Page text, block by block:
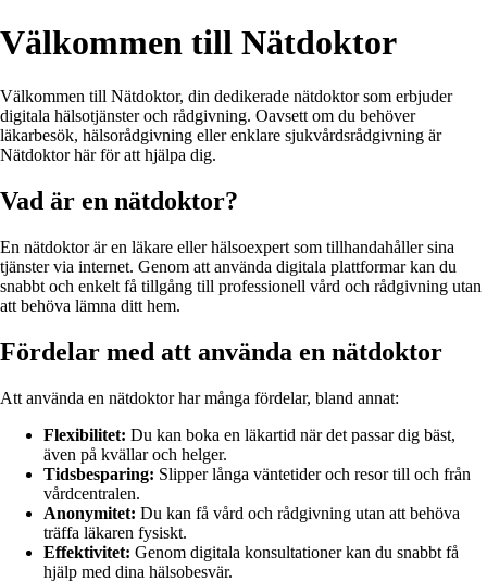
Välkommen till Nätdoktor
Välkommen till Nätdoktor, din dedikerade nätdoktor som erbjuder
digitala hälsotjänster och rådgivning. Oavsett om du behöver
läkarbesök, hälsorådgivning eller enklare sjukvårdsrådgivning är
Nätdoktor här för att hjälpa dig.
Vad är en nätdoktor?
En nätdoktor är en läkare eller hälsoexpert som tillhandahåller sina
tjänster via internet. Genom att använda digitala plattformar kan du
snabbt och enkelt få tillgång till professionell vård och rådgivning utan
att behöva lämna ditt hem.
Fördelar med att använda en nätdoktor
Att använda en nätdoktor har många fördelar, bland annat:
Flexibilitet: Du kan boka en läkartid när det passar dig bäst,
även på kvällar och helger.
Tidsbesparing: Slipper långa väntetider och resor till och från
vårdcentralen.
Anonymitet: Du kan få vård och rådgivning utan att behöva
träffa läkaren fysiskt.
Effektivitet: Genom digitala konsultationer kan du snabbt få
hjälp med dina hälsobesvär.